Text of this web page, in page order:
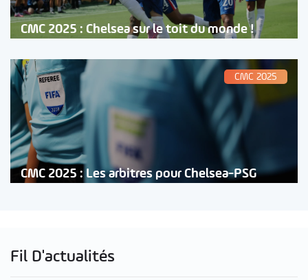
CMC 2025 : Chelsea sur le toit du monde !
CMC 2025
CMC 2025 : Les arbitres pour Chelsea-PSG
Fil D'actualités